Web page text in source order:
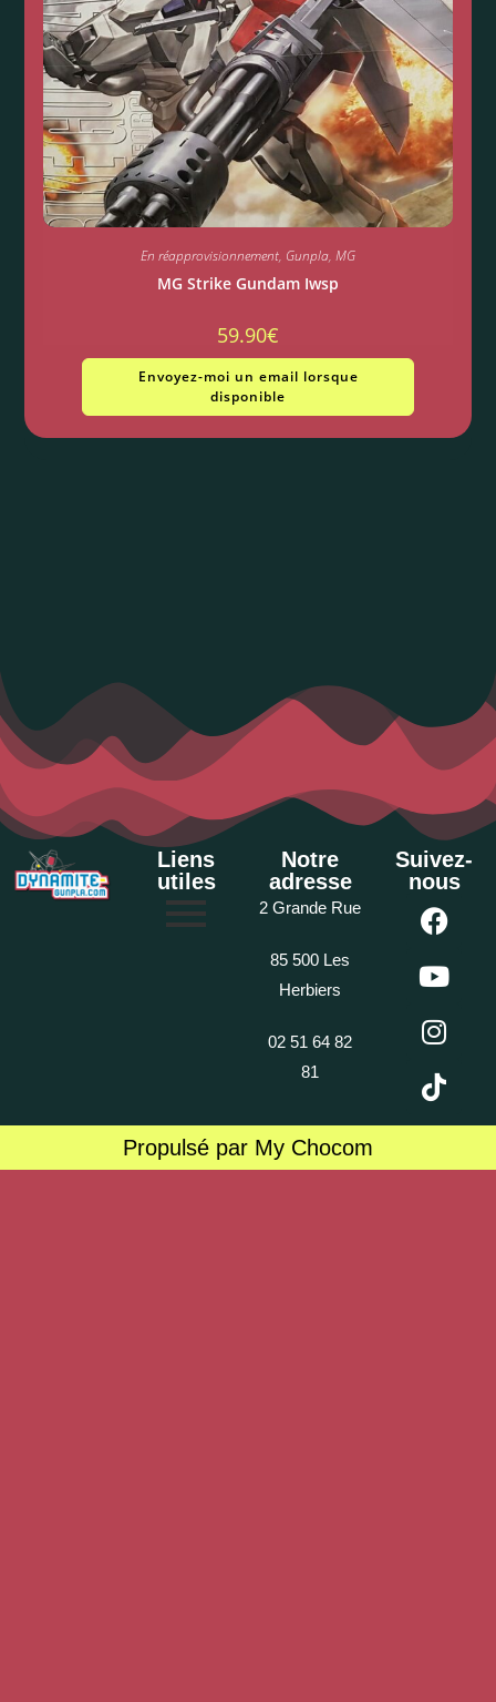
En réapprovisionnement, Gunpla, MG
MG Strike Gundam Iwsp
59.90€
Envoyez-moi un email lorsque
disponible
Liens
utiles
Notre
adresse
2 Grande Rue
85 500 Les
Herbiers
02 51 64 82
81
Suivez-
nous
Propulsé par My Chocom